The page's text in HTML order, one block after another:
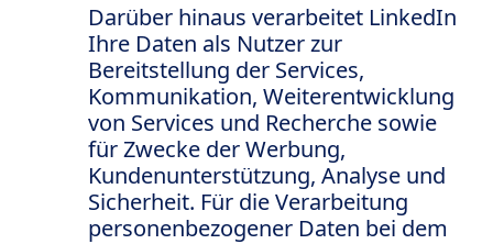
Darüber hinaus verarbeitet LinkedIn
Ihre Daten als Nutzer zur
Bereitstellung der Services,
Kommunikation, Weiterentwicklung
von Services und Recherche sowie
für Zwecke der Werbung,
Kundenunterstützung, Analyse und
Sicherheit. Für die Verarbeitung
personenbezogener Daten bei dem